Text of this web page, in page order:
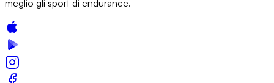
meglio gli sport di endurance.